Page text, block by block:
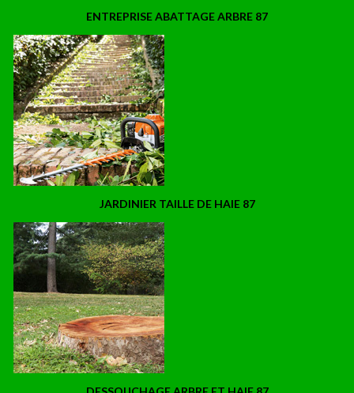
ENTREPRISE ABATTAGE ARBRE 87
JARDINIER TAILLE DE HAIE 87